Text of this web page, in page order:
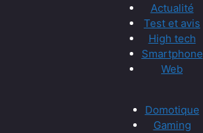
Actualité
Test et avis
High tech
Smartphone
Web
Domotique
Gaming